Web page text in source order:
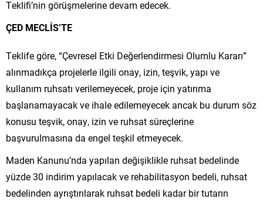
Teklifi’nin görüşmelerine devam edecek.
ÇED MECLİS’TE
Teklife göre, “Çevresel Etki Değerlendirmesi Olumlu Kararı”
alınmadıkça projelerle ilgili onay, izin, teşvik, yapı ve
kullanım ruhsatı verilemeyecek, proje için yatırıma
başlanamayacak ve ihale edilemeyecek ancak bu durum söz
konusu teşvik, onay, izin ve ruhsat süreçlerine
başvurulmasına da engel teşkil etmeyecek.
Maden Kanunu’nda yapılan değişiklikle ruhsat bedelinde
yüzde 30 indirim yapılacak ve rehabilitasyon bedeli, ruhsat
bedelinden ayrıştırılarak ruhsat bedeli kadar bir tutarın